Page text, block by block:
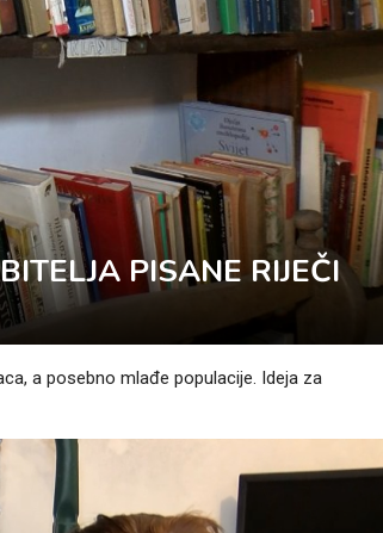
PISANE RIJEČI
a posebno mlađe populacije. Ideja za